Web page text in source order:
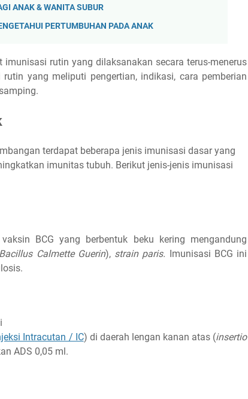
ANAK & WANITA SUBUR
PERTUMBUHAN PADA ANAK
rutin yang dilaksanakan secara terus-menerus
yang meliputi pengertian, indikasi, cara pemberian
terdapat beberapa jenis imunisasi dasar yang
imunitas tubuh. Berikut jenis-jenis imunisasi
BCG yang berbentuk beku kering mengandung
Bacillus Calmette Guerin), strain paris. Imunisasi BCG ini
Intracutan / IC) di daerah lengan kanan atas (insertio
ADS 0,05 ml.